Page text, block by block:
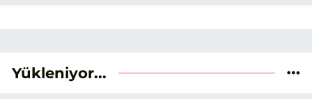
Yükleniyor...